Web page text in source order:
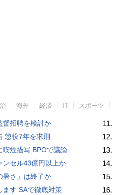
海外 経済 IT スポーツ
督招聘を検討か
懲役7年を求刑
喫煙描写 BPOで議論
ンセル43億円以上か
暑さ」は終了か
ます SAで徹底対策
11.
12.
13.
14.
15.
16.